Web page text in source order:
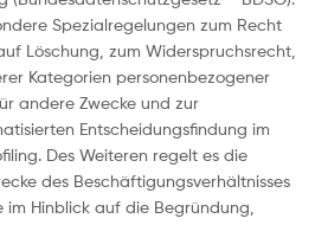
Spezialregelungen zum Recht
Löschung, zum Widerspruchsrecht,
Kategorien personenbezogener
andere Zwecke und zur
Entscheidungsfindung im
Des Weiteren regelt es die
des Beschäftigungsverhältnisses
im Hinblick auf die Begründung,